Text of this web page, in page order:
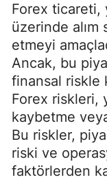
Forex ticareti,
üzerinde alım
etmeyi
Ancak, bu
finansal riskle
Forex riskleri,
kaybetme
Bu riskler,
riski ve
faktörlerden